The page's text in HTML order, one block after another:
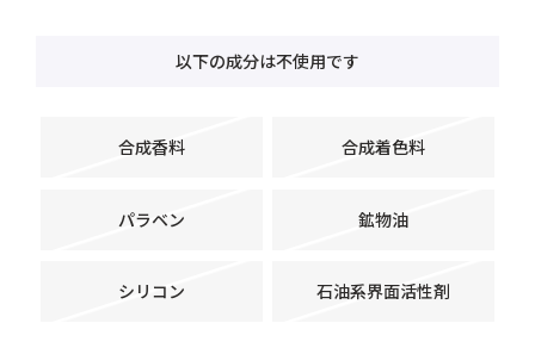
以下の成分は不使用です
合成香料 合成着色料
パラベン 鉱物油
シリコン 石油系界面活性剤